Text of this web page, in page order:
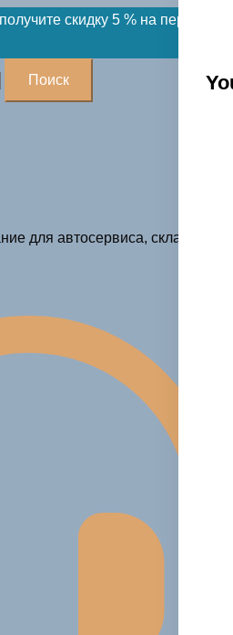
скидку 5 % на первый
Поиск
для автосервиса, склада и